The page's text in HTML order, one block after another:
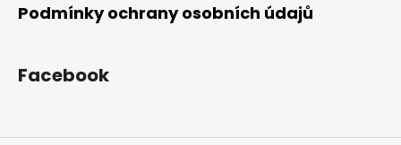
Podmínky ochrany osobních údajů
Facebook